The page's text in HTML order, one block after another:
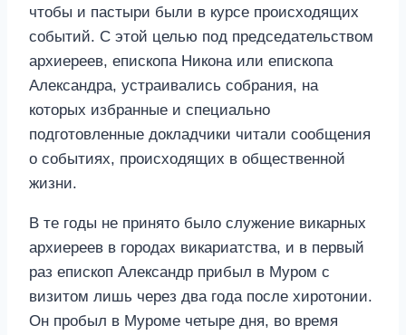
чтобы и пастыри были в курсе происходящих
событий. С этой целью под председательством
архиереев, епископа Никона или епископа
Александра, устраивались собрания, на
которых избранные и специально
подготовленные докладчики читали сообщения
о событиях, происходящих в общественной
жизни.
В те годы не принято было служение викарных
архиереев в городах викариатства, и в первый
раз епископ Александр прибыл в Муром с
визитом лишь через два года после хиротонии.
Он пробыл в Муроме четыре дня, во время